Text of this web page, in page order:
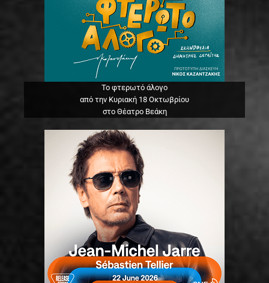
Το φτερωτό άλογο
από την Κυριακή 18 Οκτωβρίου
στο Θέατρο Βεάκη